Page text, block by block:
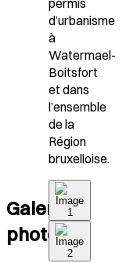
d’urbanisme
à
Watermael-
Boitsfort
et dans
l’ensemble
de la
Région
bruxelloise.
Galerie
photo